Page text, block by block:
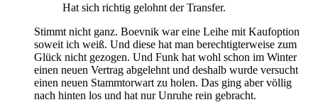
Hat sich richtig gelohnt der Transfer.
Stimmt nicht ganz. Boevnik war eine Leihe mit Kaufoption
soweit ich weiß. Und diese hat man berechtigterweise zum
Glück nicht gezogen. Und Funk hat wohl schon im Winter
einen neuen Vertrag abgelehnt und deshalb wurde versucht
einen neuen Stammtorwart zu holen. Das ging aber völlig
nach hinten los und hat nur Unruhe rein gebracht.